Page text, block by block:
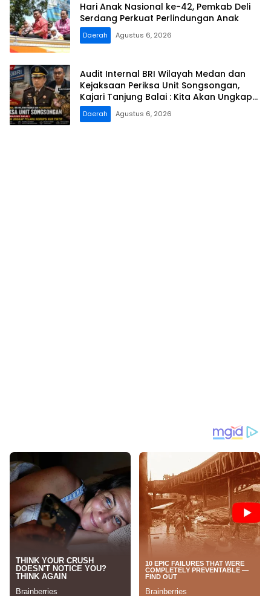
Hari Anak Nasional ke-42, Pemkab Deli
Serdang Perkuat Perlindungan Anak
Daerah Agustus 6, 2026
Audit Internal BRI Wilayah Medan dan
Kejaksaan Periksa Unit Songsongan,
Kajari Tanjung Balai : Kita Akan Ungkap
Pelaku Korupsi KUR Fiktif
Daerah Agustus 6, 2026